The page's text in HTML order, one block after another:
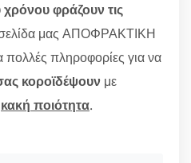
φράζουν τις
μας ΑΠΟΦΡΑΚΤΙΚΗ
πληροφορίες για να
κοροϊδέψουν με
κακή ποιότητα.